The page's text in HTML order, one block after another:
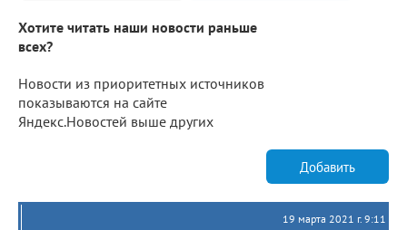
Хотите читать наши новости раньше
всех?
Новости из приоритетных источников
показываются на сайте
Яндекс.Новостей выше других
Добавить
19 марта 2021 г. 9:11